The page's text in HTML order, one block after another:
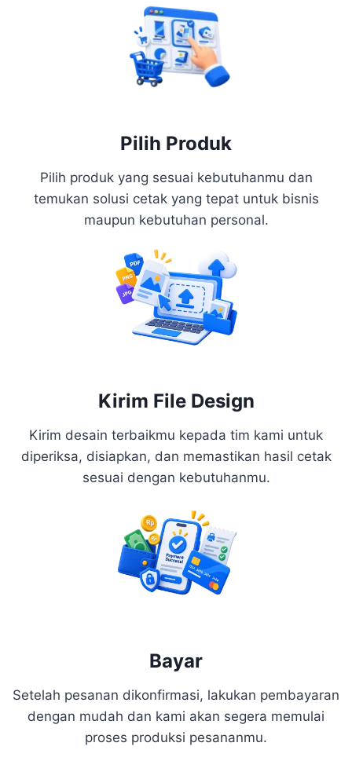
Pilih Produk
Pilih produk yang sesuai kebutuhanmu dan
temukan solusi cetak yang tepat untuk bisnis
maupun kebutuhan personal.
Kirim File Design
Kirim desain terbaikmu kepada tim kami untuk
diperiksa, disiapkan, dan memastikan hasil cetak
sesuai dengan kebutuhanmu.
Bayar
Setelah pesanan dikonfirmasi, lakukan pembayaran
dengan mudah dan kami akan segera memulai
proses produksi pesananmu.